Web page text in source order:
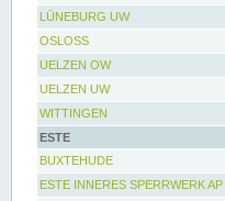
LÜNEBURG UW
OSLOSS
UELZEN OW
UELZEN UW
WITTINGEN
ESTE
BUXTEHUDE
ESTE INNERES SPERRWERK AP